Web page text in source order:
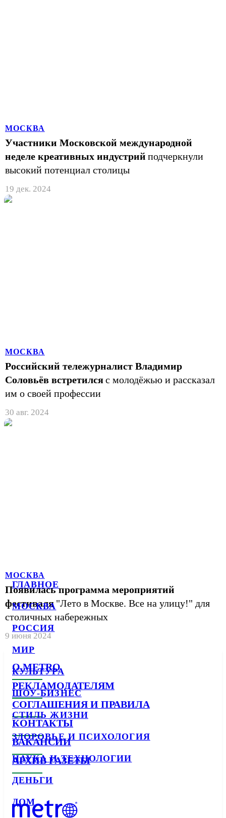
ГЛАВНОЕ
МОСКВА
РОССИЯ
МИР
КУЛЬТУРА
ШОУ-БИЗНЕС
СТИЛЬ ЖИЗНИ
ЗДОРОВЬЕ И ПСИХОЛОГИЯ
НАУКА И ТЕХНОЛОГИИ
ДЕНЬГИ
ДОМ
МОСКВА
Участники Московской международной
неделе креативных индустрий подчеркнули
высокий потенциал столицы
19 дек. 2024
МОСКВА
Российский тележурналист Владимир
Соловьёв встретилсяс молодёжью и рассказал
им о своей профессии
30 авг. 2024
МОСКВА
Появилась программа мероприятий
фестиваля "Лето в Москве. Все на улицу!" для
столичных набережных
9 июня 2024
О METRO
РЕКЛАМОДАТЕЛЯМ
СОГЛАШЕНИЯ И ПРАВИЛА
КОНТАКТЫ
ВАКАНСИИ
АРХИВ ГАЗЕТЫ